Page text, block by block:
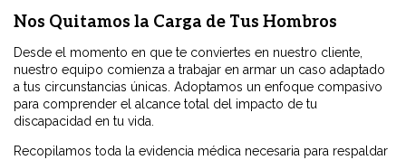
Nos Quitamos la Carga de Tus Hombros
Desde el momento en que te conviertes en nuestro cliente,
nuestro equipo comienza a trabajar en armar un caso adaptado
a tus circunstancias únicas. Adoptamos un enfoque compasivo
para comprender el alcance total del impacto de tu
discapacidad en tu vida.
Recopilamos toda la evidencia médica necesaria para respaldar